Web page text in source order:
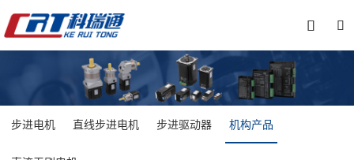


步进电机 直线步进电机 步进驱动器 机构产品